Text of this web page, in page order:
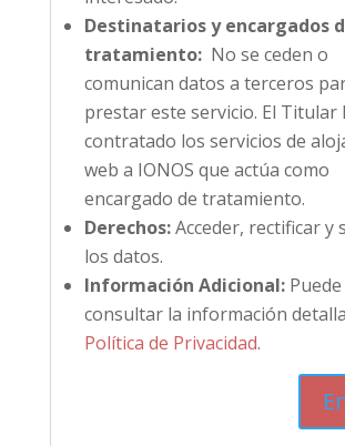
Destinatarios y encargados
tratamiento:No se ceden o
comunican datos a terceros
prestar este servicio. El Titular
contratado los servicios de
web a IONOS que actúa como
encargado de tratamiento.
Derechos:Acceder, rectificar y
los datos.
Información Adicional:Puede
consultar la información
Política de Privacidad.